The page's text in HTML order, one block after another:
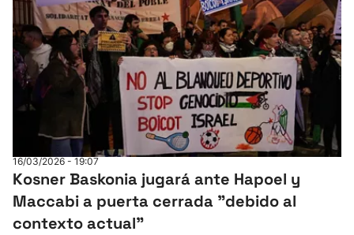
16/03/2026 - 19:07
Kosner Baskonia jugará ante Hapoel y
Maccabi a puerta cerrada "debido al
contexto actual"